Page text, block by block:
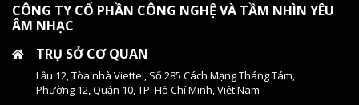
CÔNG TY CỔ PHẦN CÔNG NGHỆ VÀ TẦM NHÌN YÊU
ÂM NHẠC
TRỤ SỞ CƠ QUAN
Lầu 12, Tòa nhà Viettel, Số 285 Cách Mạng Tháng Tám,
Phường 12, Quận 10, TP. Hồ Chí Minh, Việt Nam